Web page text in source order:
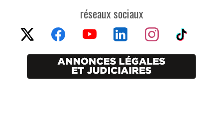
réseaux sociaux